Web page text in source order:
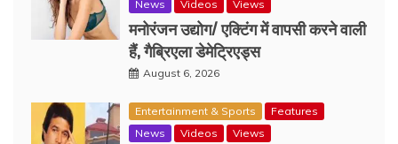
News
Videos Views
मनोरंजन उद्योग/ एक्टिंग में वापसी करने वाली
हैं, गैब्रिएला डेमेट्रिएड्स
August 6, 2026
Entertainment & Sports
Features
News
Videos Views